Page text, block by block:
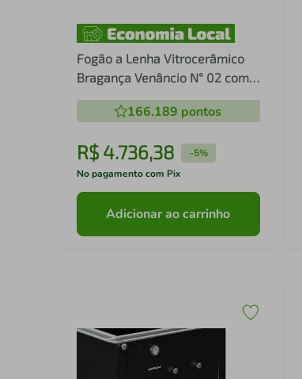
Fogão a Lenha Vitrocerâmico
Bragança Venâncio N° 02 com
Gabinete Saída à Esquerda
166.189 pontos
R$ 4.736,38 -5%
No pagamento com Pix
Adicionar ao carrinho